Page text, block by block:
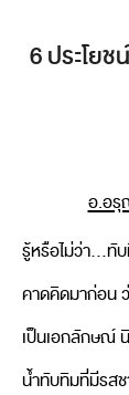
6 ประโย
อ.อรุ
รู้หรือไม่ว่า…ทับ
คาดคิดมาก่อน
เป็นเอกลักษณ์
น้ำทับทิมที่มีรส